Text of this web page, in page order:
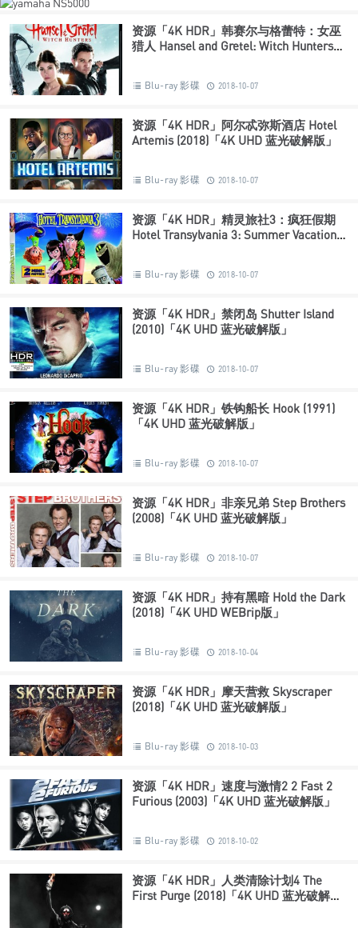
资源「4K HDR」韩赛尔与格蕾特：女巫
猎人 Hansel and Gretel: Witch Hunters
Blu-ray 影碟 2018-10-07
资源「4K HDR」阿尔忒弥斯酒店 Hotel
Artemis (2018)「4K UHD 蓝光破解版」
Blu-ray 影碟 2018-10-07
资源「4K HDR」精灵旅社3：疯狂假期
Hotel Transylvania 3: Summer Vacation
Blu-ray 影碟 2018-10-07
资源「4K HDR」禁闭岛 Shutter Island
(2010)「4K UHD 蓝光破解版」
Blu-ray 影碟 2018-10-07
资源「4K HDR」铁钩船长 Hook (1991)
「4K UHD 蓝光破解版」
Blu-ray 影碟 2018-10-07
资源「4K HDR」非亲兄弟 Step Brothers
(2008)「4K UHD 蓝光破解版」
Blu-ray 影碟 2018-10-07
资源「4K HDR」持有黑暗 Hold the Dark
(2018)「4K UHD WEBrip版」
Blu-ray 影碟 2018-10-04
资源「4K HDR」摩天营救 Skyscraper
(2018)「4K UHD 蓝光破解版」
Blu-ray 影碟 2018-10-03
资源「4K HDR」速度与激情2 2 Fast 2
Furious (2003)「4K UHD 蓝光破解版」
Blu-ray 影碟 2018-10-02
资源「4K HDR」人类清除计划4 The
First Purge (2018)「4K UHD 蓝光破解